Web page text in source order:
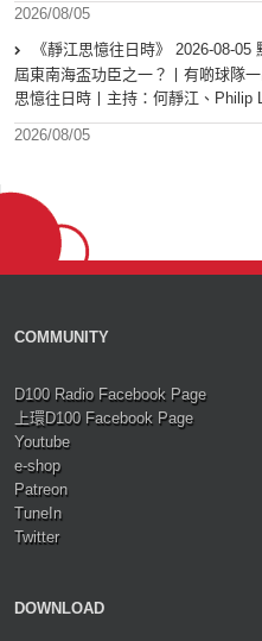
2026/08/05
《靜江思憶往日時》 2026-08-
屆東南海盃功臣之一？丨有啲球隊
思憶往日時丨主持：何靜江、Philip
2026/08/05
COMMUNITY
D100 Radio Facebook Page
上環D100 Facebook Page
Youtube
e-shop
Patreon
TuneIn
Twitter
DOWNLOAD